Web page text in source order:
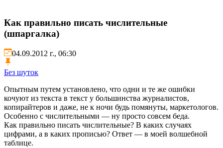
Как правильно писать числительные
(шпаргалка)
04.09.2012 г., 06:30
Без шуток
Опытным путем установлено, что одни и те же ошибки
кочуют из текста в текст у большинства журналистов,
копирайтеров и даже, не к ночи будь помянуты, маркетологов.
Особенно с числительными — ну просто совсем беда.
Как правильно писать числительные? В каких случаях
цифрами, а в каких прописью? Ответ — в моей волшебной
таблице.